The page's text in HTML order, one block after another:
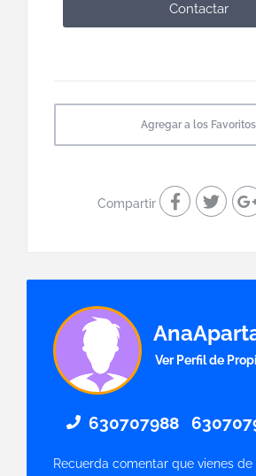
Contactar
Agregar a los Favoritos
Compartir
Ver Perfil de
630707988
Recuerda comentar que vienes